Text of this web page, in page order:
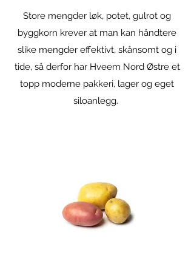
Store mengder løk, potet, gulrot og
byggkorn krever at man kan håndtere
slike mengder effektivt, skånsomt og i
tide, så derfor har Hveem Nord Østre et
topp moderne pakkeri, lager og eget
siloanlegg.